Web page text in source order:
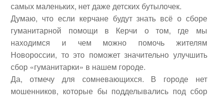
самых маленьких, нет даже детских бутылочек.
Думаю, что если керчане будут знать всё о сборе
гуманитарной помощи в Керчи о том, где мы
находимся и чем можно помочь жителям
Новороссии, то это поможет значительно улучшить
сбор «гуманитарки» в нашем городе.
Да, отмечу для сомневающихся. В городе нет
мошенников, которые бы подделывались под сбор